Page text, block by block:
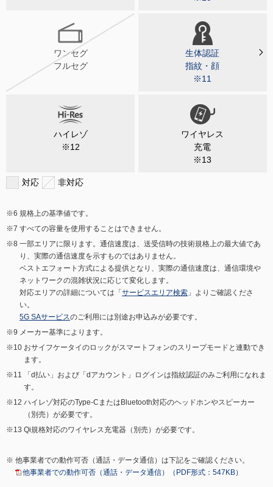
ワンセグ
フルセグ
生体認証
指紋・顔
※11
ハイレゾ
※12
ワイヤレス
充電
※13
対応 非対応
規格上の基準値です。
すべての容量を使用することはできません。
一部エリアに限ります。通信速度は、送受信時の技術規格上の最大値であ
り、実際の通信速度を示すものではありません。
ベストエフォート方式による提供となり、実際の通信速度は、通信環境や
ネットワークの混雑状況に応じて変化します。
対応エリアの詳細については「 サービスエリア検索 」よりご確認くださ
い。
5G SAサービスのご利用には別途お申込みが必要です。
メーカー基準によります。
おサイフケータイのロックがスマートフォンのスリープモードと連動でき
ます。
「d払い」および「dアカウント」ログインは指紋認証のみご利用になれま
す。
ハイレゾ対応のType-CまたはBluetooth対応のヘッドホンやスピーカー
（別売）が必要です。
Qi規格対応のワイヤレス充電器（別売）が必要です。
他事業者での動作可否（通話・データ通信）は下記をご確認ください。
他事業者での動作可否（通話・データ通信）（PDF形式：547KB）